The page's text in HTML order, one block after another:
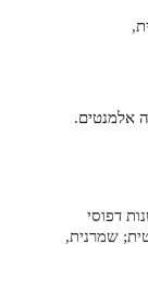
אלמנטים.
דפוסי
שמרנית,